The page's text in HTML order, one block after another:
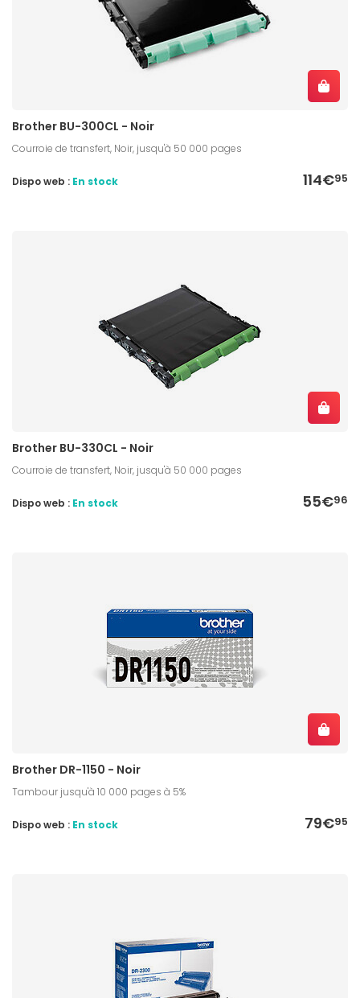
Brother BU-300CL - Noir
Courroie de transfert, Noir, jusqu'à 50 000 pages
114€95
Dispo web : En stock
Brother BU-330CL - Noir
Courroie de transfert, Noir, jusqu'à 50 000 pages
55€96
Dispo web : En stock
Brother DR-1150 - Noir
Tambour jusqu'à 10 000 pages à 5%
79€95
Dispo web : En stock